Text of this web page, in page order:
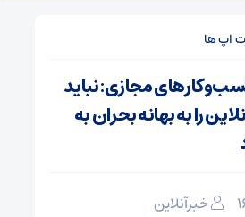
اپ ها
مجازی: نباید
را به بهانه بحران به
خبرآنلاین